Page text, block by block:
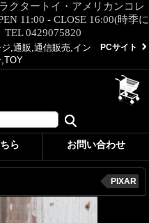
クタートイ・アメリカンコレ
11:00 - CLOSE 16:00(時季に
0429075820
,通販,通信販売,イン
PCサイト
ら お問い合わせ
PIXAR